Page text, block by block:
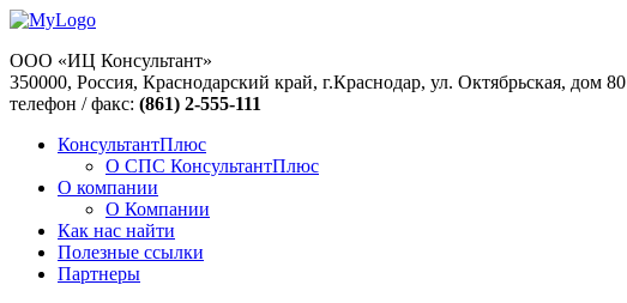
ООО «ИЦ Консультант»
350000, Россия, Краснодарский край, г.Краснодар, ул. Октябрьская, дом 80
телефон / факс: (861) 2-555-111
КонсультантПлюс
О СПС КонсультантПлюс
О компании
О Компании
Как нас найти
Полезные ссылки
Партнеры